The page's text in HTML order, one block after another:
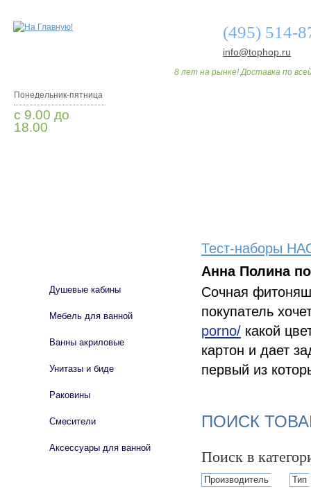
(495) 514-
info@tophop.ru
8 лет на рынке! Доставка по
Понедельник-пятница
с 9.00 до
18.00
Тест-наборы
Анна Полина
Сочная
покупатель
porno/ какой
картон и дает
первый из
ПОИСК
Поиск в
Производитель Тип
Душевые кабины
Мебель для ванной
Ванны акриловые
Унитазы и биде
Раковины
Смесители
Аксессуары для ванной